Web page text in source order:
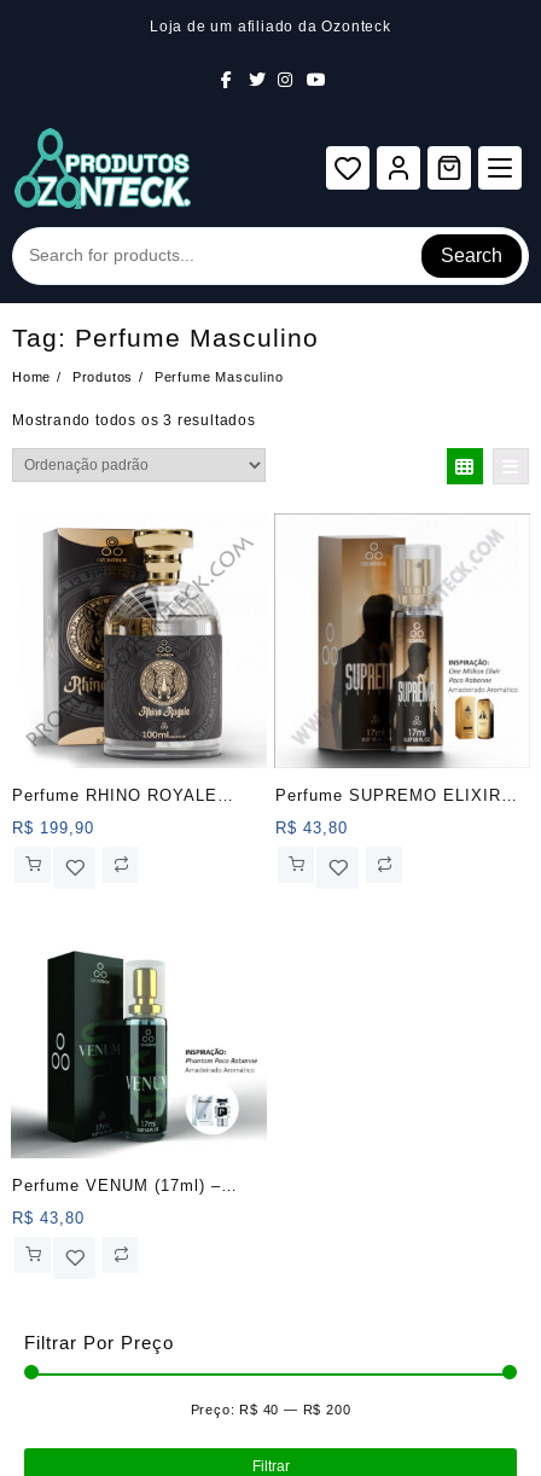
Loja de um afiliado da Ozonteck
Search
Tag: Perfume Masculino
Home Produtos Perfume Masculino
Mostrando todos os 3 resultados
Perfume RHINO ROYALE
(100ml) – Ozonteck
R$ 199,90
Perfume SUPREMO ELIXIR
(17ml) – Ozonteck
R$ 43,80
Perfume VENUM (17ml) –
Ozonteck
R$ 43,80
Filtrar Por Preço
Filtrar
Preço:R$ 40 — R$ 200